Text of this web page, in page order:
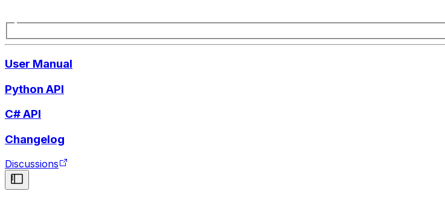
User Manual
Python API
C# API
Changelog
Discussions